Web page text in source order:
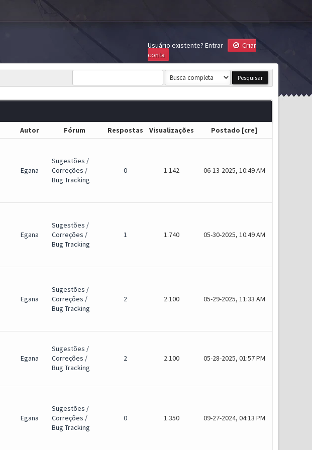
Usuário existente? Entrar
Criar
conta
Autor Fórum Respostas Visualizações Postado [cre]
Egana
Sugestões /
Correções /
Bug Tracking
0 1.142 06-13-2025, 10:49 AM
Egana
Sugestões /
Correções /
Bug Tracking
1 1.740 05-30-2025, 10:49 AM
Egana
Sugestões /
Correções /
Bug Tracking
2 2.100 05-29-2025, 11:33 AM
Egana
Sugestões /
Correções /
Bug Tracking
2 2.100 05-28-2025, 01:57 PM
Egana
Sugestões /
Correções /
Bug Tracking
0 1.350 09-27-2024, 04:13 PM